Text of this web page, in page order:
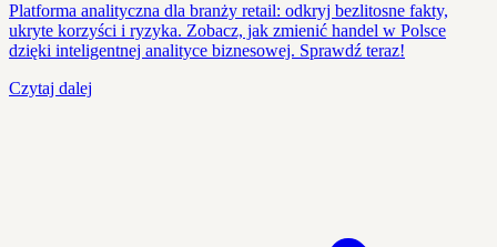
Platforma analityczna dla branży retail: odkryj bezlitosne fakty,
ukryte korzyści i ryzyka. Zobacz, jak zmienić handel w Polsce
dzięki inteligentnej analityce biznesowej. Sprawdź teraz!
Czytaj dalej